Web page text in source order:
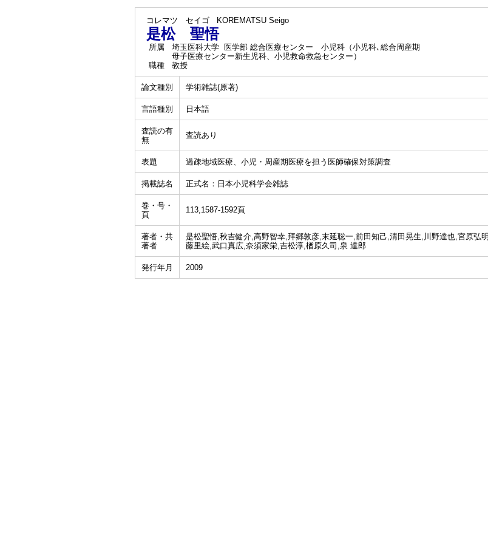
コレマツ セイゴ KOREMATSU Seigo
是松 聖悟
所属
埼玉医科大学 医学部 総合医療センター 小児科（小児科､総合周産期
母子医療センター新生児科、小児救命救急センター）
職種
教授
論文種別 学術雑誌(原著)
言語種別 日本語
査読の有
無
査読あり
表題 過疎地域医療、小児・周産期医療を担う医師確保対策調査
掲載誌名 正式名：日本小児科学会雑誌
巻・号・
頁
113,1587-1592頁
著者・共
著者
是松聖悟,秋吉健介,高野智幸,拜郷敦彦,末延聡一,前田知己,清田晃生,川野達也,宮原弘
藤里絵,武口真広,奈須家栄,吉松淳,楢原久司,泉 達郎
発行年月 2009